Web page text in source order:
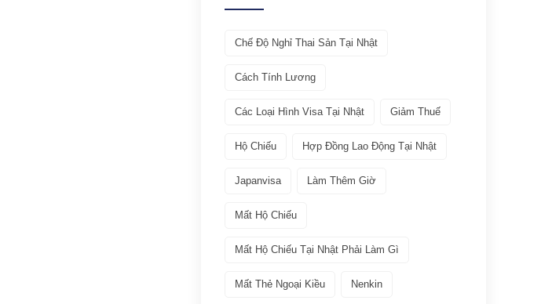
Văn hóa & Du lịch
(19)
Bảo hiểm
Các ngành nghề quay lại Tokutei Gino
Chế Độ Nghỉ Thai Sản Tại Nhật
Cách Tính Lương
Các Loại Hình Visa Tại Nhật Giảm Thuế
Hộ Chiếu Hợp Đồng Lao Động Tại Nhật
Japanvisa Làm Thêm Giờ
Mất Hộ Chiếu
Mất Hộ Chiếu Tại Nhật Phải Làm Gì
Mất Thẻ Ngoại Kiều Nenkin